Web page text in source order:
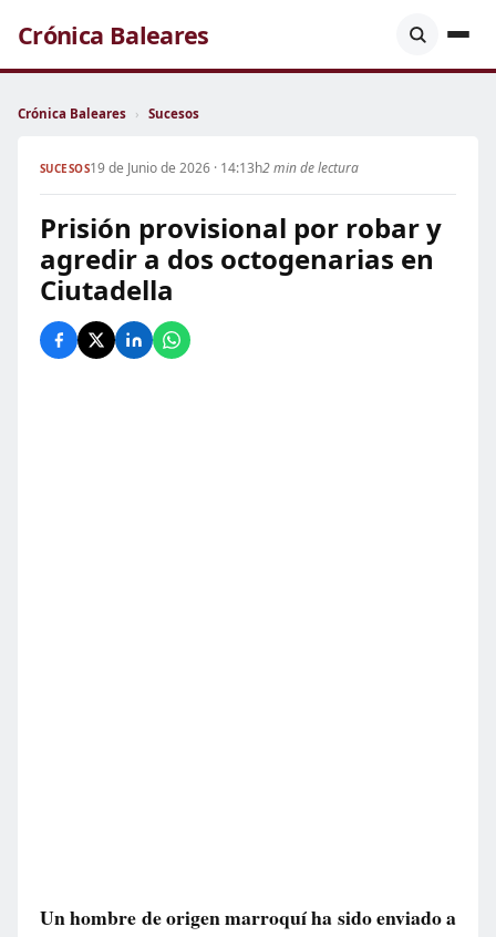
Crónica Baleares
Crónica Baleares › Sucesos
SUCESOS19 de Junio de 2026 · 14:13h2 min de lectura
Prisión provisional por robar y
agredir a dos octogenarias en
Ciutadella
Un hombre de origen marroquí ha sido enviado a